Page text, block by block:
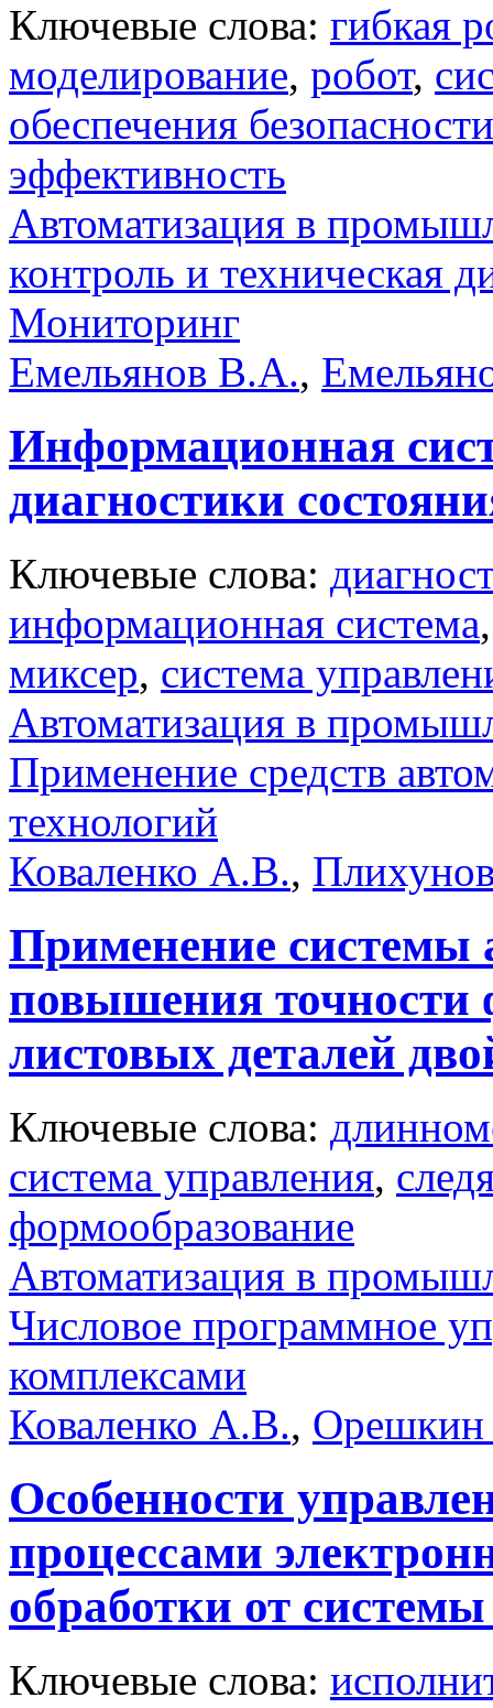
Ключевые слова: гибкая
моделирование, робот,
обеспечения безопасности
эффективность
Автоматизация в
контроль и техническая
Мониторинг
Емельянов В.А.,
Информационная
диагностики
Ключевые слова:
информационная система
миксер, система
Автоматизация в
Применение средств
технологий
Коваленко А.В.,
Применение системы
повышения точности
листовых деталей
Ключевые слова:
система управления,
формообразование
Автоматизация в
Числовое программное
комплексами
Коваленко А.В.,
Особенности
процессами
обработки от
Ключевые слова: